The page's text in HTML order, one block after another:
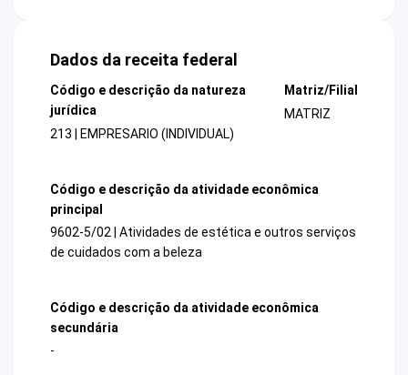
Dados da receita federal
Código e descrição da natureza
jurídica
213 | EMPRESARIO (INDIVIDUAL)
Matriz/Filial
MATRIZ
Código e descrição da atividade econômica
principal
9602-5/02 | Atividades de estética e outros serviços
de cuidados com a beleza
Código e descrição da atividade econômica
secundária
-